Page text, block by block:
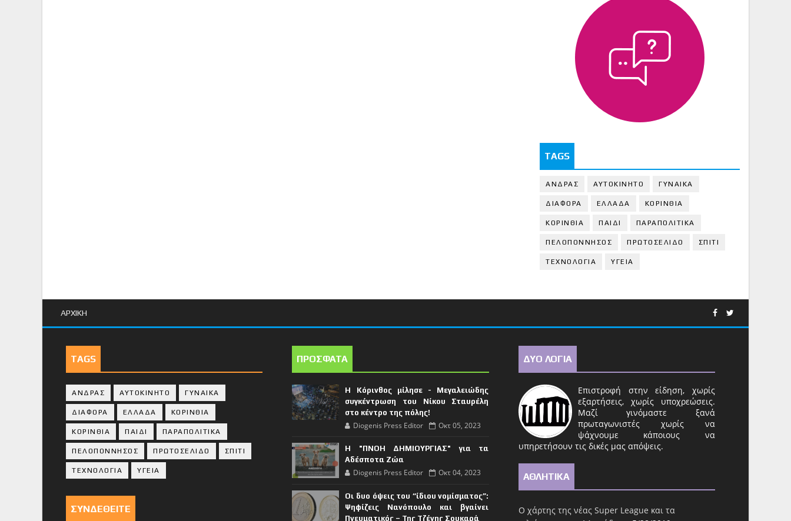
TAGS
ΑΝΔΡΑΣ ΑΥΤΟΚΙΝΗΤΟ ΓΥΝΑΙΚΑ
ΔΙΑΦΟΡΑ ΕΛΛΑΔΑ ΚΟΡΙΝΘΙΑ
ΚΟΡΙΝΘΙA ΠΑΙΔΙ ΠΑΡΑΠΟΛΙΤΙΚΑ
ΠΕΛΟΠΟΝΝΗΣΟΣ ΠΡΩΤΟΣΕΛΙΔΟ ΣΠΙΤΙ
ΤΕΧΝΟΛΟΓΙΑ ΥΓΕΙΑ
ΑΡΧΙΚΗ
TAGS
ΑΝΔΡΑΣ ΑΥΤΟΚΙΝΗΤΟ ΓΥΝΑΙΚΑ
ΔΙΑΦΟΡΑ ΕΛΛΑΔΑ ΚΟΡΙΝΘΙΑ
ΚΟΡΙΝΘΙA ΠΑΙΔΙ ΠΑΡΑΠΟΛΙΤΙΚΑ
ΠΕΛΟΠΟΝΝΗΣΟΣ ΠΡΩΤΟΣΕΛΙΔΟ ΣΠΙΤΙ
ΤΕΧΝΟΛΟΓΙΑ ΥΓΕΙΑ
ΣΥΝΔΕΘΕΙΤΕ
ΠΡΟΣΦΑΤΑ
Η Κόρινθος μίλησε - Μεγαλειώδης
συγκέντρωση του Νίκου Σταυρέλη
στο κέντρο της πόλης!
Diogenis Press Editor Οκτ 05, 2023
Η "ΠΝΟΗ ΔΗΜΙΟΥΡΓΙΑΣ" για τα
Αδέσποτα Ζώα
Diogenis Press Editor Οκτ 04, 2023
Οι δυο όψεις του “ίδιου νομίσματος”:
Ψηφίζεις Νανόπουλο και βγαίνει
Πνευματικός – Της Τζένης Σουκαρά
ΔΥΟ ΛΟΓΙΑ
Επιστροφή στην είδηση, χωρίς
εξαρτήσεις, χωρίς υποχρεώσεις.
Μαζί γινόμαστε ξανά
πρωταγωνιστές χωρίς να
ψάχνουμε κάποιους να
υπηρετήσουν τις δικές μας απόψεις.
ΑΘΛΗΤΙΚΑ
Ο χάρτης της νέας Super League και τα